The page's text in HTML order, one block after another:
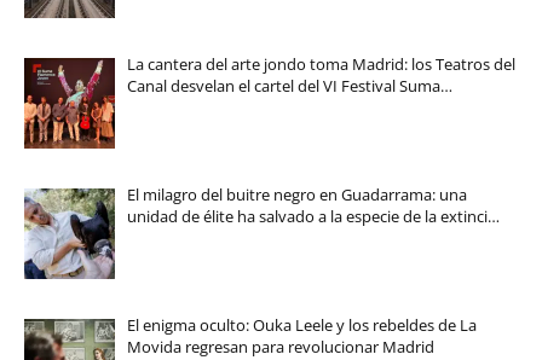
La cantera del arte jondo toma Madrid: los Teatros del
Canal desvelan el cartel del VI Festival Suma…
El milagro del buitre negro en Guadarrama: una
unidad de élite ha salvado a la especie de la extinci…
El enigma oculto: Ouka Leele y los rebeldes de La
Movida regresan para revolucionar Madrid